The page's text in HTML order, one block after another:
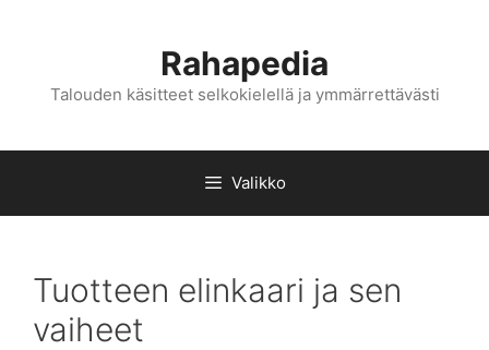
Rahapedia
Talouden käsitteet selkokielellä ja ymmärrettävästi
Valikko
Tuotteen elinkaari ja sen
vaiheet